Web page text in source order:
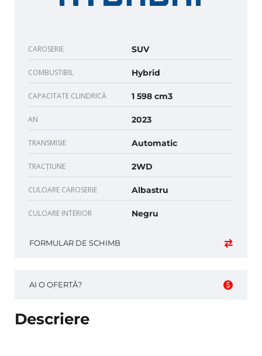
CAROSERIE SUV
COMBUSTIBIL Hybrid
CAPACITATE CLINDRICĂ 1 598 cm3
AN 2023
TRANSMISIE Automatic
TRACȚIUNE 2WD
CULOARE CAROSERIE Albastru
CULOARE INTERIOR Negru
FORMULAR DE SCHIMB
AI O OFERTĂ?
Descriere